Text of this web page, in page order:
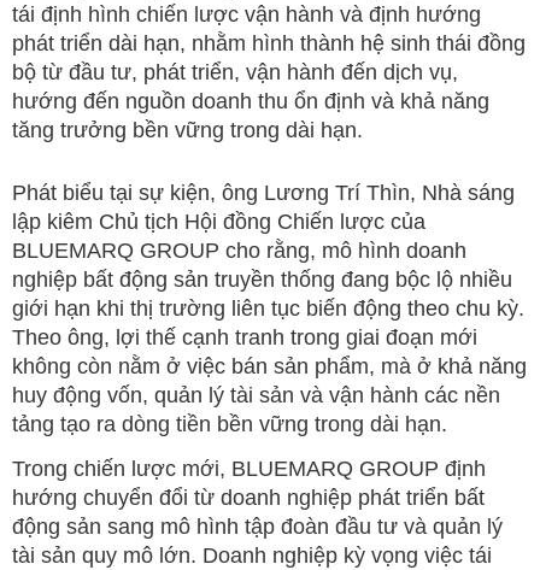
tái định hình chiến lược vận hành và định hướng
phát triển dài hạn, nhằm hình thành hệ sinh thái đồng
bộ từ đầu tư, phát triển, vận hành đến dịch vụ,
hướng đến nguồn doanh thu ổn định và khả năng
tăng trưởng bền vững trong dài hạn.
Phát biểu tại sự kiện, ông Lương Trí Thìn, Nhà sáng
lập kiêm Chủ tịch Hội đồng Chiến lược của
BLUEMARQ GROUP cho rằng, mô hình doanh
nghiệp bất động sản truyền thống đang bộc lộ nhiều
giới hạn khi thị trường liên tục biến động theo chu kỳ.
Theo ông, lợi thế cạnh tranh trong giai đoạn mới
không còn nằm ở việc bán sản phẩm, mà ở khả năng
huy động vốn, quản lý tài sản và vận hành các nền
tảng tạo ra dòng tiền bền vững trong dài hạn.
Trong chiến lược mới, BLUEMARQ GROUP định
hướng chuyển đổi từ doanh nghiệp phát triển bất
động sản sang mô hình tập đoàn đầu tư và quản lý
tài sản quy mô lớn. Doanh nghiệp kỳ vọng việc tái